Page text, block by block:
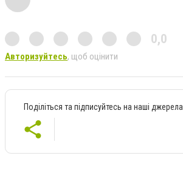
0,0
Авторизуйтесь, щоб оцінити
Поділіться та підписуйтесь на наші джерела